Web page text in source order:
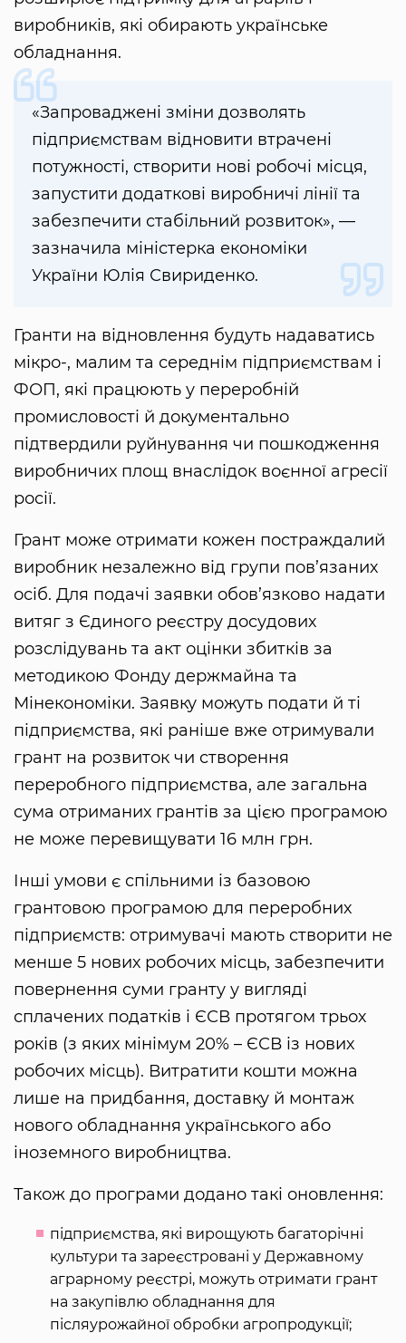
виробників, які обирають українське
обладнання.
«Запроваджені зміни дозволять
підприємствам відновити втрачені
потужності, створити нові робочі місця,
запустити додаткові виробничі лінії та
забезпечити стабільний розвиток», —
зазначила міністерка економіки
України Юлія Свириденко.
Гранти на відновлення будуть надаватись
мікро-, малим та середнім підприємствам і
ФОП, які працюють у переробній
промисловості й документально
підтвердили руйнування чи пошкодження
виробничих площ внаслідок воєнної агресії
росії.
Грант може отримати кожен постраждалий
виробник незалежно від групи пов’язаних
осіб. Для подачі заявки обов’язково надати
витяг з Єдиного реєстру досудових
розслідувань та акт оцінки збитків за
методикою Фонду держмайна та
Мінекономіки. Заявку можуть подати й ті
підприємства, які раніше вже отримували
грант на розвиток чи створення
переробного підприємства, але загальна
сума отриманих грантів за цією програмою
не може перевищувати 16 млн грн.
Інші умови є спільними із базовою
грантовою програмою для переробних
підприємств: отримувачі мають створити не
менше 5 нових робочих місць, забезпечити
повернення суми гранту у вигляді
сплачених податків і ЄСВ протягом трьох
років (з яких мінімум 20% – ЄСВ із нових
робочих місць). Витратити кошти можна
лише на придбання, доставку й монтаж
нового обладнання українського або
іноземного виробництва.
Також до програми додано такі оновлення:
підприємства, які вирощують багаторічні
культури та зареєстровані у Державному
аграрному реєстрі, можуть отримати грант
на закупівлю обладнання для
післяурожайної обробки агропродукції;